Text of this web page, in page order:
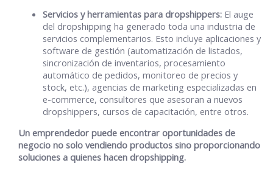
Servicios y herramientas para dropshippers: El auge
del dropshipping ha generado toda una industria de
servicios complementarios. Esto incluye aplicaciones y
software de gestión (automatización de listados,
sincronización de inventarios, procesamiento
automático de pedidos, monitoreo de precios y
stock, etc.), agencias de marketing especializadas en
e-commerce, consultores que asesoran a nuevos
dropshippers, cursos de capacitación, entre otros.
Un emprendedor puede encontrar oportunidades de
negocio no solo vendiendo productos sino proporcionando
soluciones a quienes hacen dropshipping.